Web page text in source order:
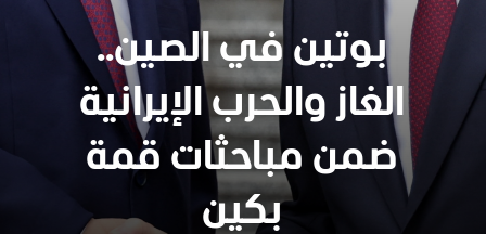
بوتين في الصين..
الغاز والحرب الإيرانية
ضمن مباحثات قمة
بكين